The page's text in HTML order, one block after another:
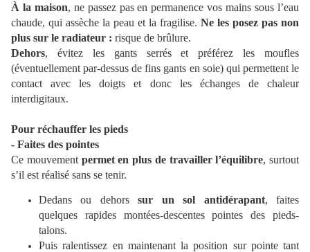
À la maison, ne passez pas en permanence vos mains sous l’eau
chaude, qui assèche la peau et la fragilise. Ne les posez pas non
plus sur le radiateur : risque de brûlure.
Dehors, évitez les gants serrés et préférez les moufles
(éventuellement par-dessus de fins gants en soie) qui permettent le
contact avec les doigts et donc les échanges de chaleur
interdigitaux.
Pour réchauffer les pieds
- Faites des pointes
Ce mouvement permet en plus de travailler l’équilibre, surtout
s’il est réalisé sans se tenir.
Dedans ou dehorssur un sol antidérapant, faites
quelques rapides montées-descentes pointes des pieds-
talons.
Puis ralentissez en maintenant la position sur pointe tant